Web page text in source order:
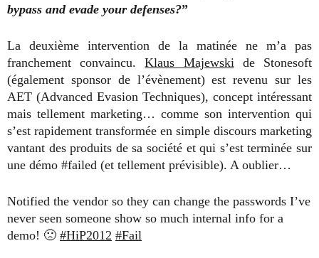
bypass and evade your defenses?”
La deuxième intervention de la matinée ne m’a pas
franchement convaincu.Klaus Majewskide Stonesoft
(également sponsor de l’évènement) est revenu sur les
AET (Advanced Evasion Techniques), concept intéressant
mais tellement marketing… comme son intervention qui
s’est rapidement transformée en simple discours marketing
vantant des produits de sa société et qui s’est terminée sur
une démo #failed (et tellement prévisible). A oublier…
Notified the vendor so they can change the passwords I’ve
never seen someone show so much internal info for a
demo! 🙁 #HiP2012 #Fail